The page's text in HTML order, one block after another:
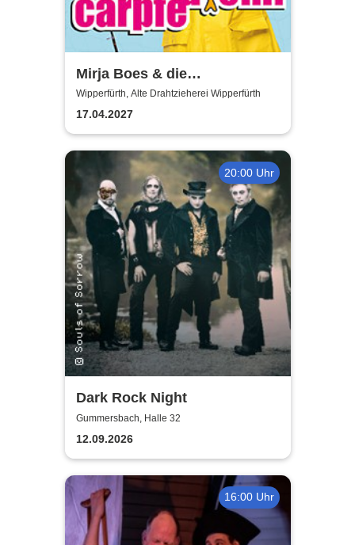
Mirja Boes & die
HonkeyDonkeys - carpfe
diem!
Wipperfürth, Alte Drahtzieherei Wipperfürth
17.04.2027
20:00 Uhr
Dark Rock Night
Gummersbach, Halle 32
12.09.2026
16:00 Uhr